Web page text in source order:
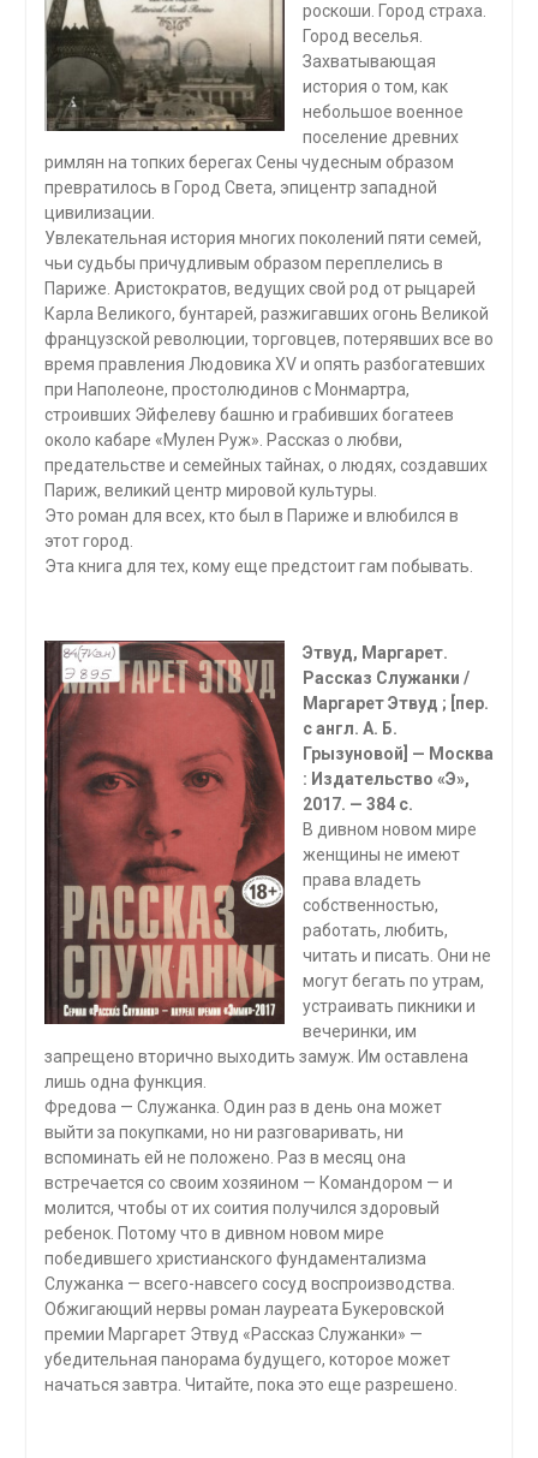
роскоши. Город страха.
Город веселья.
Захватывающая
история о том, как
небольшое военное
поселение древних
римлян на топких берегах Сены чудесным образом
превратилось в Город Света, эпицентр западной
цивилизации.
Увлекательная история многих поколений пяти семей,
чьи судьбы причудливым образом переплелись в
Париже. Аристократов, ведущих свой род от рыцарей
Карла Великого, бунтарей, разжигавших огонь Великой
французской революции, торговцев, потерявших все во
время правления Людовика XV и опять разбогатевших
при Наполеоне, простолюдинов с Монмартра,
строивших Эйфелеву башню и грабивших богатеев
около кабаре «Мулен Руж». Рассказ о любви,
предательстве и семейных тайнах, о людях, создавших
Париж, великий центр мировой культуры.
Это роман для всех, кто был в Париже и влюбился в
этот город.
Эта книга для тех, кому еще предстоит гам побывать.
Этвуд, Маргарет.
Рассказ Служанки /
Маргарет Этвуд ; [пер.
с англ. А. Б.
Грызуновой] — Москва
: Издательство «Э»,
2017. — 384 с.
В дивном новом мире
женщины не имеют
права владеть
собственностью,
работать, любить,
читать и писать. Они не
могут бегать по утрам,
устраивать пикники и
вечеринки, им
запрещено вторично выходить замуж. Им оставлена
лишь одна функция.
Фредова — Служанка. Один раз в день она может
выйти за покупками, но ни разговаривать, ни
вспоминать ей не положено. Раз в месяц она
встречается со своим хозяином — Командором — и
молится, чтобы от их соития получился здоровый
ребенок. Потому что в дивном новом мире
победившего христианского фундаментализма
Служанка — всего-навсего сосуд воспроизводства.
Обжигающий нервы роман лауреата Букеровской
премии Маргарет Этвуд «Рассказ Служанки» —
убедительная панорама будущего, которое может
начаться завтра. Читайте, пока это еще разрешено.